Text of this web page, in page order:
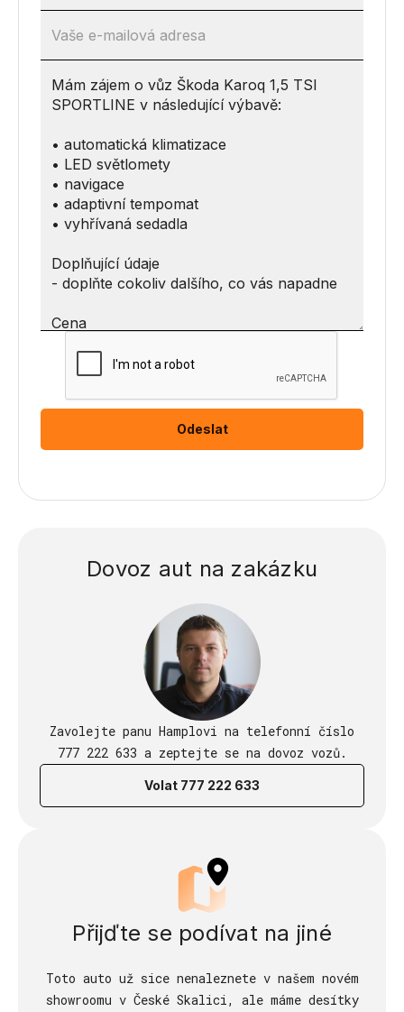
Dovoz aut na zakázku
Zavolejte panu Hamplovi na telefonní číslo
777 222 633 a zeptejte se na dovoz vozů.
Volat 777 222 633
Přijďte se podívat na jiné
Toto auto už sice nenaleznete v našem novém
showroomu v České Skalici, ale máme desítky